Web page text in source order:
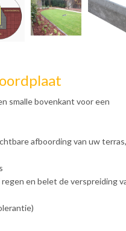
smalle bovenkant voor een
afboording van uw terras,
en belet de verspreiding